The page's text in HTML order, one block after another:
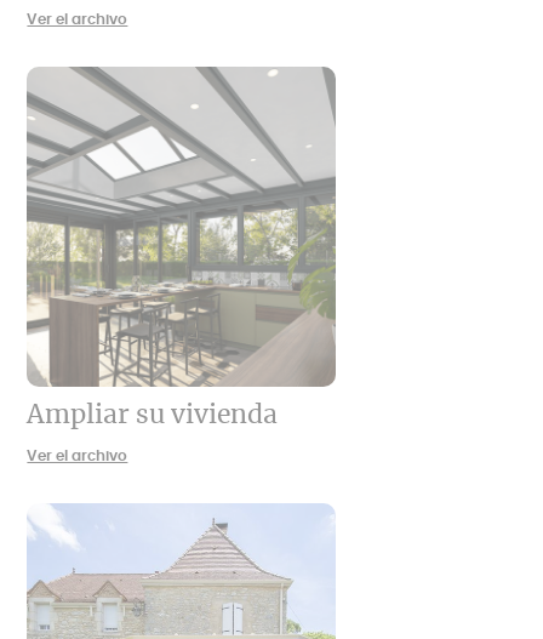
Ver el archivo
Ampliar su vivienda
Ver el archivo